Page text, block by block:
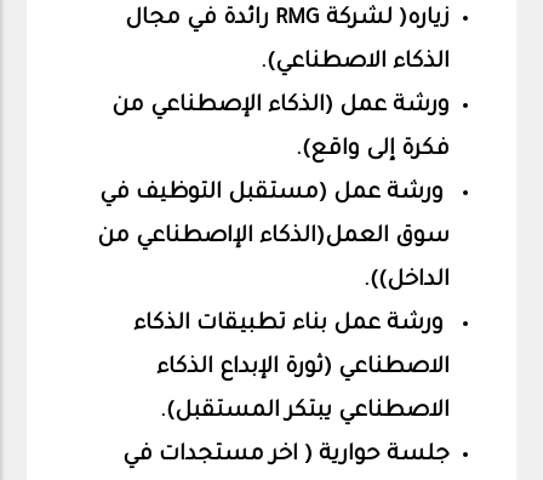
زياره( لشركة RMG رائدة في مجال
الذكاء الاصطناعي).
ورشة عمل (الذكاء الإصطناعي من
فكرة إلى واقع).
ورشة عمل (مستقبل التوظيف في
سوق العمل(الذكاء الإاصطناعي من
الداخل)).
ورشة عمل بناء تطبيقات الذكاء
الاصطناعي (ثورة الإبداع الذكاء
الاصطناعي يبتكر المستقبل).
جلسة حوارية ( اخر مستجدات في